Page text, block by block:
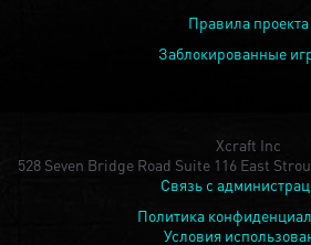
Правила проекта
Заблокированные
Xcraft Inc
528 Seven Bridge Road Suite 116 East
Связь с
Политика
Условия